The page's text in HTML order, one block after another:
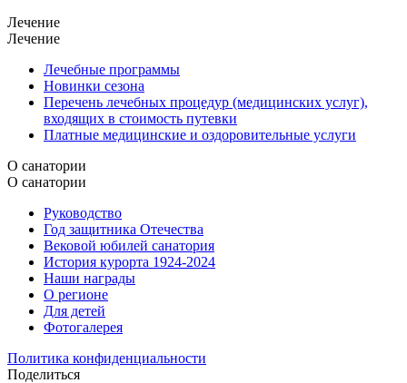
Лечение
Лечение
Лечебные программы
Новинки сезона
Перечень лечебных процедур (медицинских услуг),
входящих в стоимость путевки
Платные медицинские и оздоровительные услуги
О санатории
О санатории
Руководство
Год защитника Отечества
Вековой юбилей санатория
История курорта 1924-2024
Наши награды
О регионе
Для детей
Фотогалерея
Политика конфиденциальности
Поделиться